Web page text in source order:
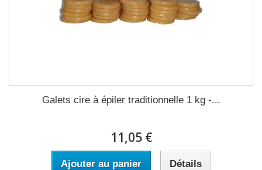
Galets cire à épiler traditionnelle 1 kg -...
11,05 €
Ajouter au panier Détails